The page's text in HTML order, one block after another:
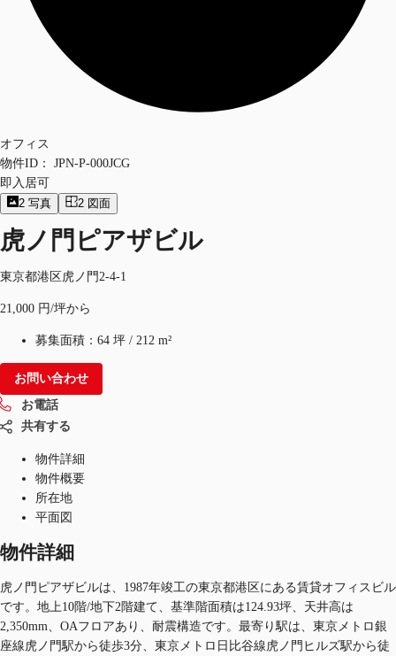
オフィス
物件ID：
JPN-P-000JCG
即入居可
2 写真 2 図面
虎ノ門ピアザビル
東京都港区虎ノ門2-4-1
21,000 円/坪から
募集面積： 64 坪 / 212 m²
お問い合わせ
お電話
共有する
物件詳細
物件概要
所在地
平面図
物件詳細
虎ノ門ピアザビルは、1987年竣工の東京都港区にある賃貸オフィスビル
です。地上10階/地下2階建て、基準階面積は124.93坪、天井高は
2,350mm、OAフロアあり、耐震構造です。最寄り駅は、東京メトロ銀
座線虎ノ門駅から徒歩3分、東京メトロ日比谷線虎ノ門ヒルズ駅から徒